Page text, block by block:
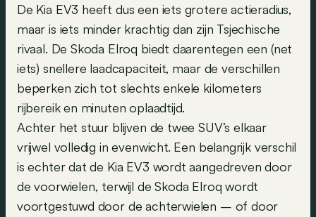
De Kia EV3 heeft dus een iets grotere actieradius,
maar is iets minder krachtig dan zijn Tsjechische
rivaal. De Skoda Elroq biedt daarentegen een (net
iets) snellere laadcapaciteit, maar de verschillen
beperken zich tot slechts enkele kilometers
rijbereik en minuten oplaadtijd.
Achter het stuur blijven de twee SUV’s elkaar
vrijwel volledig in evenwicht. Een belangrijk verschil
is echter dat de Kia EV3 wordt aangedreven door
de voorwielen, terwijl de Skoda Elroq wordt
voortgestuwd door de achterwielen – of door